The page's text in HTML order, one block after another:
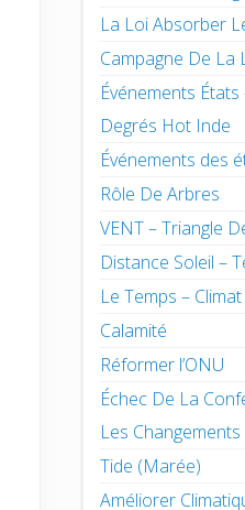
La Loi Absorber
Campagne De La
Événements
Degrés Hot Inde
Événements des
Rôle De Arbres
VENT – Triangle
Distance Soleil –
Le Temps – Climat
Calamité
Réformer l’ONU
Échec De La
Les
Tide (Marée)
Améliorer